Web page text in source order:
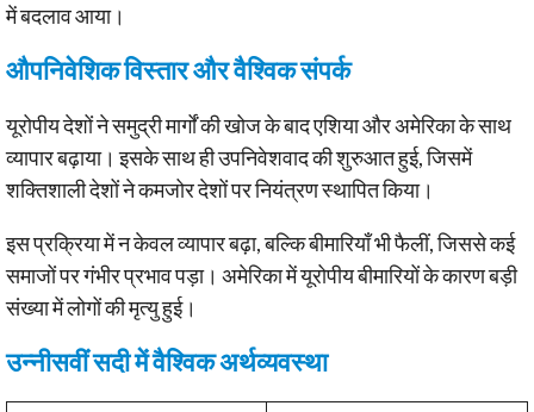
में बदलाव आया।
औपनिवेशिक विस्तार और वैश्विक संपर्क
यूरोपीय देशों ने समुद्री मार्गों की खोज के बाद एशिया और अमेरिका के साथ
व्यापार बढ़ाया। इसके साथ ही उपनिवेशवाद की शुरुआत हुई, जिसमें
शक्तिशाली देशों ने कमजोर देशों पर नियंत्रण स्थापित किया।
इस प्रक्रिया में न केवल व्यापार बढ़ा, बल्कि बीमारियाँ भी फैलीं, जिससे कई
समाजों पर गंभीर प्रभाव पड़ा। अमेरिका में यूरोपीय बीमारियों के कारण बड़ी
संख्या में लोगों की मृत्यु हुई।
उन्नीसवीं सदी में वैश्विक अर्थव्यवस्था